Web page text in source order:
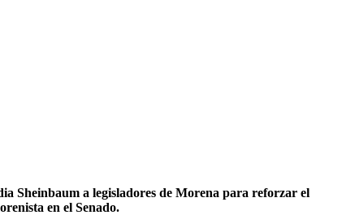
Sheinbaum a legisladores de Morena para reforzar el
en el Senado.